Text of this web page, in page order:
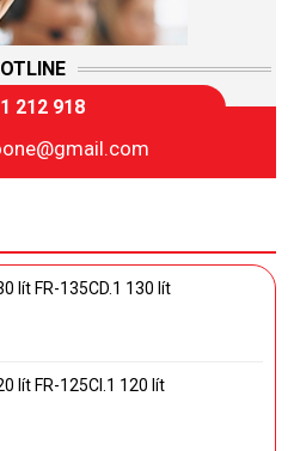
212 918
lít FR-135CD.1 130 lít
lít FR-125CI.1 120 lít